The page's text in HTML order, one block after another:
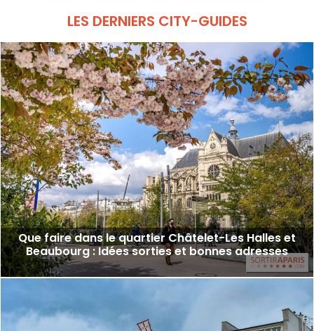
LES DERNIERS CITY-GUIDES
Que faire dans le quartier Châtelet-Les Halles et
Beaubourg : Idées sorties et bonnes adresses